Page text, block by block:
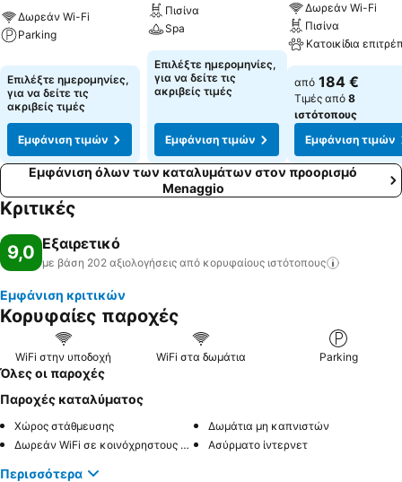
Δωρεάν Wi-Fi
Parking
Επιλέξτε ημερομηνίες,
για να δείτε τις
ακριβείς τιμές
Εμφάνιση τιμών
Πισίνα
Spa
Επιλέξτε ημερομηνίες,
για να δείτε τις
ακριβείς τιμές
Εμφάνιση τιμών
Δωρεάν Wi-Fi
Πισίνα
Κατοικίδια
από 184 €
Τιμές από 8
ιστότοπους
Εμφάνιση τιμών
Εμφάνιση όλων των καταλυμάτων στον προορισμό
Menaggio
Κριτικές
9,0 Εξαιρετικό
με βάση 202 αξιολογήσεις από κορυφαίους ιστότοπους
Εμφάνιση κριτικών
Κορυφαίες παροχές
WiFi στην υποδοχή WiFi στα δωμάτια Parking
Όλες οι παροχές
Παροχές καταλύματος
Χώρος στάθμευσης
Δωμάτια μη καπνιστών
Δωρεάν WiFi σε κοινόχρηστους χώρους
Ασύρματο ίντερνετ
Περισσότερα